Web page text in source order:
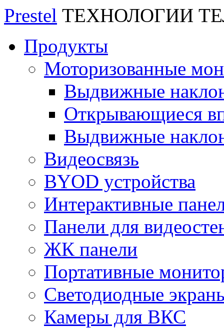
Prestel ТЕХНОЛОГИИ
Продукты
Моторизованные
Выдвижные
Открывающиеся
Выдвижные
Видеосвязь
BYOD устройства
Интерактивные
Панели для
ЖК панели
Портативные
Светодиодные
Камеры для ВКС